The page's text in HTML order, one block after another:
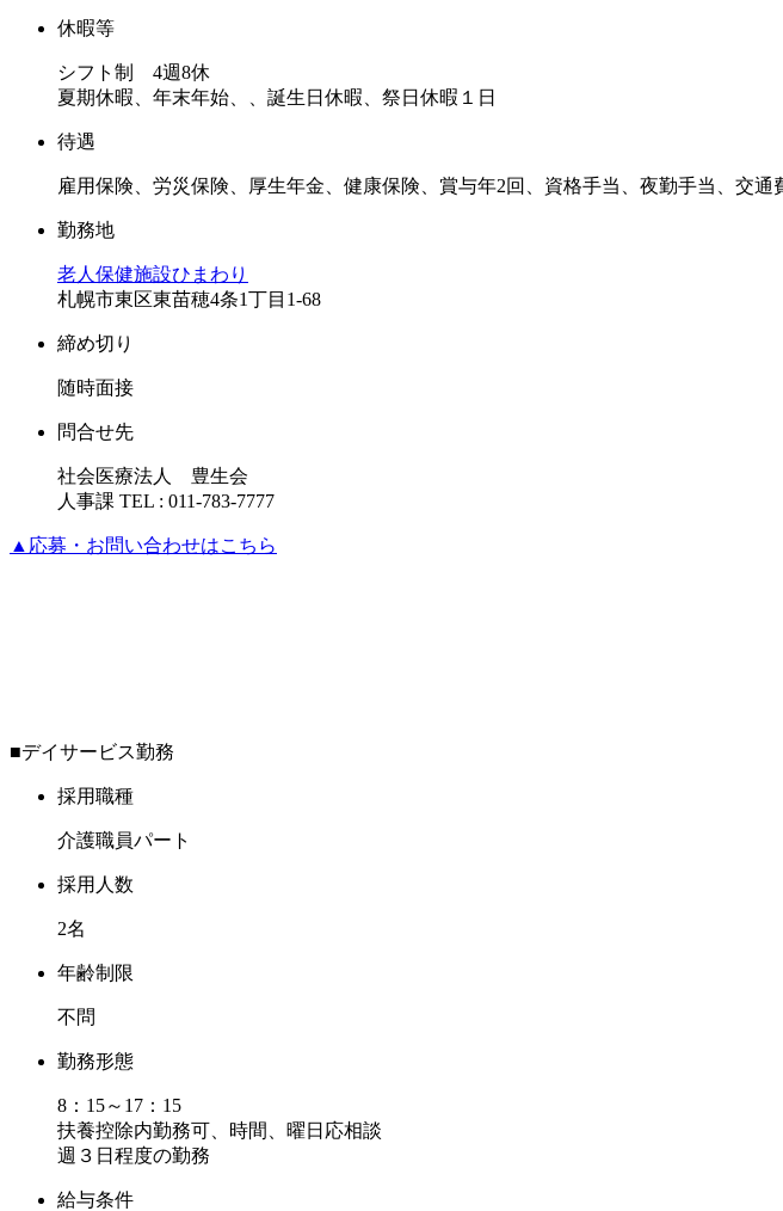
休暇等
シフト制 4週8休
夏期休暇、年末年始、、誕生日休暇、祭日休暇１日
待遇
雇用保険、労災保険、厚生年金、健康保険、賞与年2回、資格手当、夜勤手当、交通
勤務地
老人保健施設ひまわり
札幌市東区東苗穂4条1丁目1-68
締め切り
随時面接
問合せ先
社会医療法人 豊生会
人事課 TEL : 011-783-7777
▲ 応募・お問い合わせはこちら
■デイサービス勤務
採用職種
介護職員パート
採用人数
2名
年齢制限
不問
勤務形態
8：15～17：15
扶養控除内勤務可、時間、曜日応相談
週３日程度の勤務
給与条件